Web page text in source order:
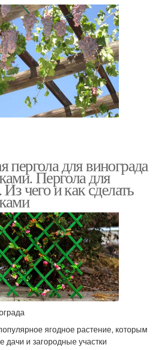
пергола для винограда
Пергола для
чего и как сделать
ягодное растение, которым
дачи и загородные участки